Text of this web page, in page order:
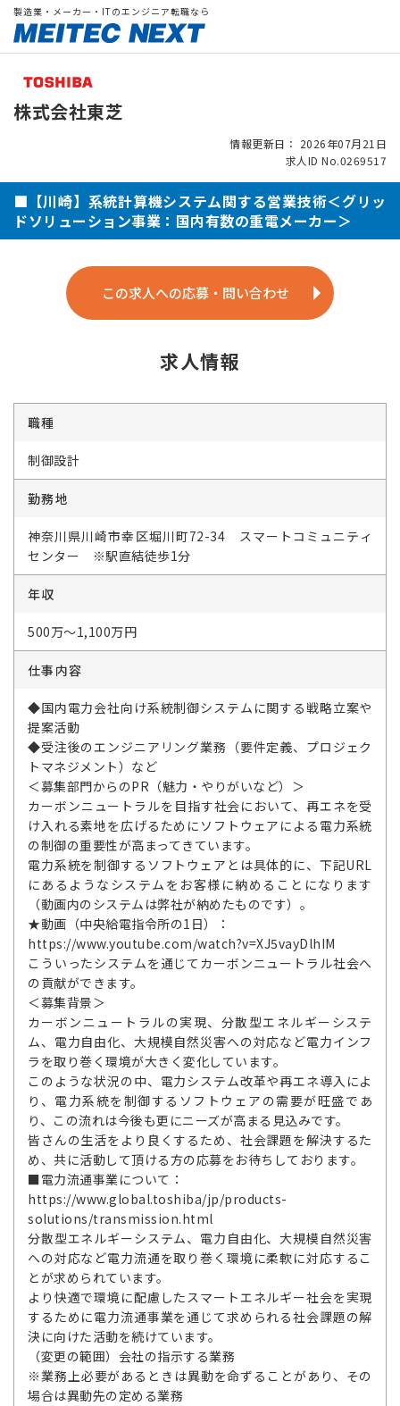
製造業・メーカー・ITのエンジニア転職なら
株式会社東芝
情報更新日： 2026年07月21日
求人ID No.0269517
■【川崎】系統計算機システム関する営業技術＜グリッ
ドソリューション事業：国内有数の重電メーカー＞
この求人への応募・問い合わせ
求人情報
職種
制御設計
勤務地
神奈川県川崎市幸区堀川町72-34 スマートコミュニティ
センター ※駅直結徒歩1分
年収
500万～1,100万円
仕事内容
◆国内電力会社向け系統制御システムに関する戦略立案や
提案活動
◆受注後のエンジニアリング業務（要件定義、プロジェク
トマネジメント）など
＜募集部門からのPR（魅力・やりがいなど）＞
カーボンニュートラルを目指す社会において、再エネを受
け入れる素地を広げるためにソフトウェアによる電力系統
の制御の重要性が高まってきています。
電力系統を制御するソフトウェアとは具体的に、下記URL
にあるようなシステムをお客様に納めることになります
（動画内のシステムは弊社が納めたものです）。
★動画（中央給電指令所の1日）：
https://www.youtube.com/watch?v=XJ5vayDlhIM
こういったシステムを通じてカーボンニュートラル社会へ
の貢献ができます。
＜募集背景＞
カーボンニュートラルの実現、分散型エネルギーシステ
ム、電力自由化、大規模自然災害への対応など電力インフ
ラを取り巻く環境が大きく変化しています。
このような状況の中、電力システム改革や再エネ導入によ
り、電力系統を制御するソフトウェアの需要が旺盛であ
り、この流れは今後も更にニーズが高まる見込みです。
皆さんの生活をより良くするため、社会課題を解決するた
め、共に活動して頂ける方の応募をお待ちしております。
■電力流通事業について：
https://www.global.toshiba/jp/products-
solutions/transmission.html
分散型エネルギーシステム、電力自由化、大規模自然災害
への対応など電力流通を取り巻く環境に柔軟に対応するこ
とが求められています。
より快適で環境に配慮したスマートエネルギー社会を実現
するために電力流通事業を通じて求められる社会課題の解
決に向けた活動を続けています。
（変更の範囲）会社の指示する業務
※業務上必要があるときは異動を命ずることがあり、その
場合は異動先の定める業務